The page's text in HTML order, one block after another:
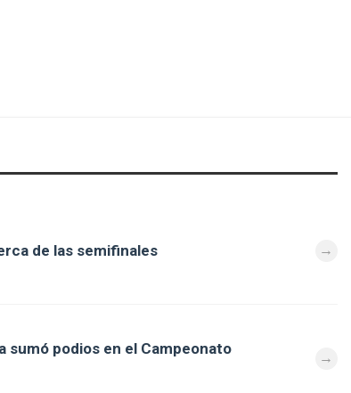
de las semifinales
sumó podios en el Campeonato